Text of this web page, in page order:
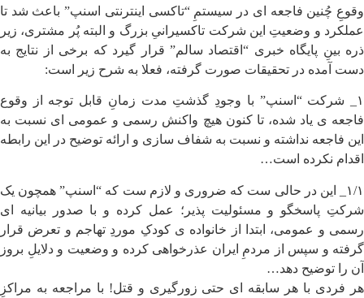
وقوعِ چُنین فاجعه ای در سیستمِ “تاکسی اینترنتی اسنپ” باعث شد تا
عملکرد و وضعیتِ این شرکت تاکسیرانیِ بزرگ و البته پُر مشتری، زیر
ذره بینِ پایگاه خبری “اقتصاد سالم” قرار گیرد که برخی از نتایج به
دست آمده در تحقیقات صورت گرفته، فعلا به شرح زیر است:
۱_ شرکت “اسنپ” با وجودِ گذشتِ مدت زمانِ قابل توجه از وقوع
فاجعه ی یاد شده، تا کنون هیچ واکنش رسمی و عمومی ای نسبت به
این فاجعه نداشته و نسبت به شفاف سازی و ارائه توضیح در این رابطه
اقدام نکرده است…
۱/۱_ این در حالی ست که ضروری و لازم ست که “اسنپ” همچون یک
شرکتِ پاسخگو و مسئولیت پذیر؛ عمل کرده و با صدور بیانیه ای
رسمی و عمومی، ابتدا از خانواده ی کودکِ موردِ تهاجم و تعرض قرار
گرفته و سپس از مردمِ ایران عذرخواهی کرده و وضعیت و دلایلِ بروز
آن را توضیح دهد…
هر فردی با هر سابقه ای حتی زورگیری و قتل! با مراجعه به مراکزِ